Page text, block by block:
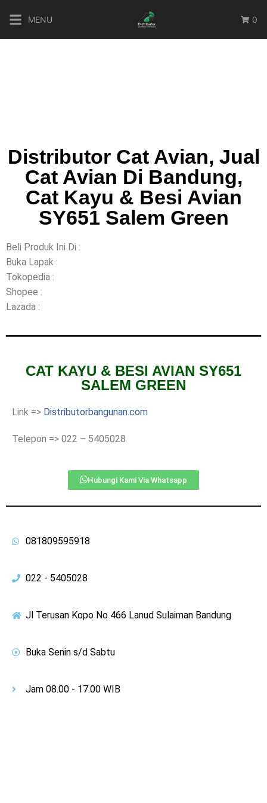
MENU 0
Distributor Cat Avian, Jual
Cat Avian Di Bandung,
Cat Kayu & Besi Avian
SY651 Salem Green
Beli Produk Ini Di :
Buka Lapak :
Tokopedia :
Shopee :
Lazada :
CAT KAYU & BESI AVIAN SY651
SALEM GREEN
Link => Distributorbangunan.com
Telepon => 022 – 5405028
Hubungi Kami Via Whatsapp
081809595918
022 - 5405028
Jl Terusan Kopo No 466 Lanud Sulaiman Bandung
Buka Senin s/d Sabtu
Jam 08.00 - 17.00 WIB